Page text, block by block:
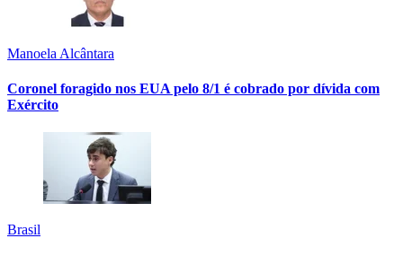
Manoela Alcântara
Coronel foragido nos EUA pelo 8/1 é cobrado por dívida com
Exército
Brasil